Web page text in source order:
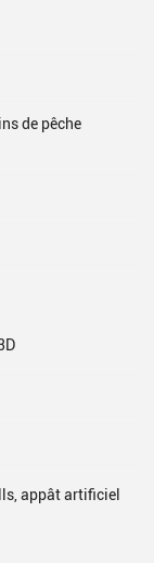
de pêche
appât artificiel